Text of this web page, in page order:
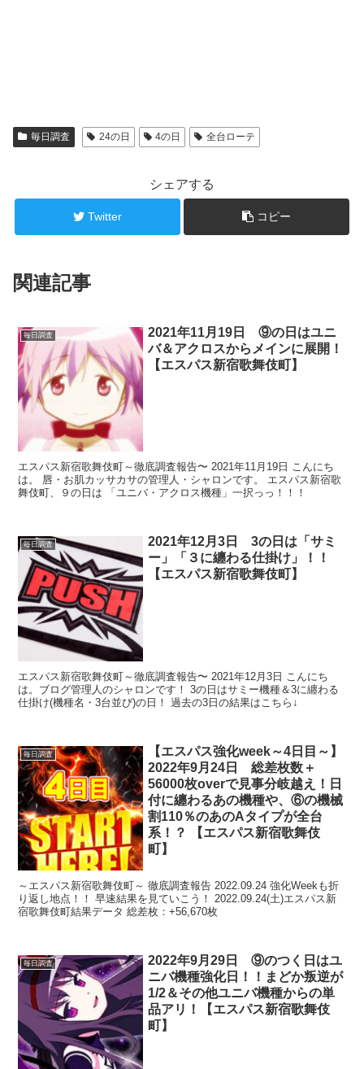
毎日調査 24の日 4の日 全台ローテ
シェアする
Twitter コピー
関連記事
毎日調査
2021年11月19日 ⑨の日はユニ
バ＆アクロスからメインに展開！
【エスパス新宿歌舞伎町】
エスパス新宿歌舞伎町～徹底調査報告〜 2021年11月19日 こんにち
は。 唇・お肌カッサカサの管理人・シャロンです。 エスパス新宿歌
舞伎町、９の日は 「ユニバ・アクロス機種」一択っっ！！！
毎日調査
2021年12月3日 3の日は「サミ
ー」「３に纏わる仕掛け」！！
【エスパス新宿歌舞伎町】
エスパス新宿歌舞伎町～徹底調査報告〜 2021年12月3日 こんにち
は。ブログ管理人のシャロンです！ 3の日はサミー機種＆3に纏わる
仕掛け(機種名・3台並び)の日！ 過去の3日の結果はこちら↓
毎日調査
【エスパス強化week～4日目～】
2022年9月24日 総差枚数＋
56000枚overで見事分岐越え！日
付に纏わるあの機種や、⑥の機械
割110％のあのAタイプが全台
系！？ 【エスパス新宿歌舞伎
町】
～エスパス新宿歌舞伎町～ 徹底調査報告 2022.09.24 強化Weekも折
り返し地点！！ 早速結果を見ていこう！ 2022.09.24(土)エスパス新
宿歌舞伎町結果データ 総差枚：+56,670枚
毎日調査
2022年9月29日 ⑨のつく日はユ
ニバ機種強化日！！まどか叛逆が
1/2＆その他ユニバ機種からの単
品アリ！【エスパス新宿歌舞伎
町】